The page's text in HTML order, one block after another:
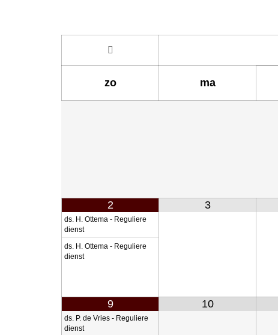
zo ma
2
ds. H. Ottema - Reguliere
dienst
ds. H. Ottema - Reguliere
dienst
3
9
ds. P. de Vries - Reguliere
dienst
10